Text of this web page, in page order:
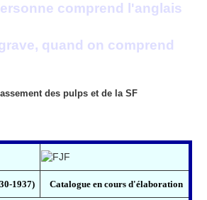
comprend l'anglais
quand on comprend
des pulps et de la SF
1937) Catalogue en cours d'élaboration